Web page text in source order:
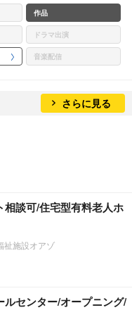
作品
ドラマ出演
音楽配信
さらに見る
相談可/住宅型有料老人ホ
祉施設オアゾ
ルセンター/オープニング/